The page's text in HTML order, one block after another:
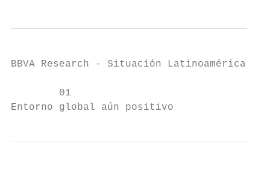
BBVA Research - Situación Latinoamérica
        01
Entorno global aún positivo